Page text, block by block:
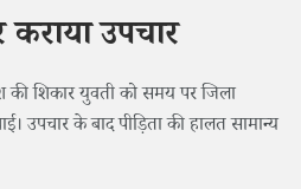
उपचार
की शिकार युवती को समय पर जिला
उपचार के बाद पीड़िता की हालत सामान्य